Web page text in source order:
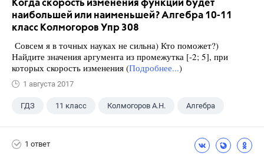
Когда скорость изменения функции будет
наибольшей или наименьшей? Алгебра 10-11
класс Колмогоров Упр 308
Совсем я в точных науках не сильна) Кто поможет?)
Найдите значения аргумента из промежутка [-2; 5], при
которых скорость изменения (Подробнее...)
1 августа 2017
ГДЗ 11 класс Колмогоров А.Н. Алгебра
1 ответ